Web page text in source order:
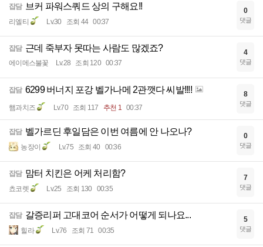
잡담 브커 파워스쿼드 상의 구해요!!
리엘티 Lv.30 조회 44 00:37
0
댓글
잡담 근데 죽부자 못따는 사람도 많겠죠?
에이메스불꽃 Lv.28 조회 120 00:37
4
댓글
잡담 6299 버너지 포강 벨가나메 2관깻다 씨발!!!!
햄과치즈 Lv.70 조회 117 추천 1 00:37
8
댓글
잡담 벨가르딘 후일담은 이번 여름에 안 나오나?
농장이 Lv.75 조회 40 00:36
0
댓글
잡담 맘터 치킨은 어케 처리함?
쵸코렛 Lv.25 조회 130 00:35
7
댓글
잡담 갈증리퍼 고대코어 순서가 어떻게 되나요...
힐라 Lv.76 조회 71 00:35
5
댓글